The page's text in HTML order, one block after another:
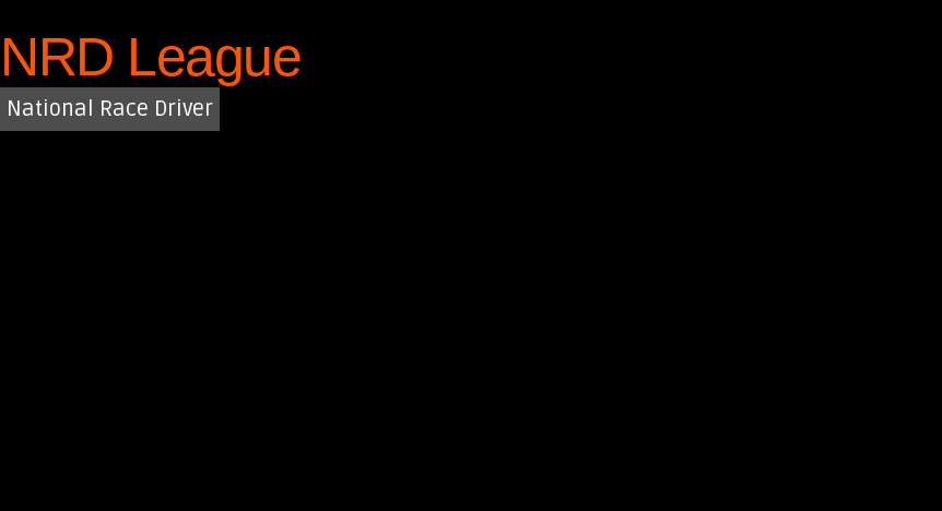
al
contenido
NRD League
National Race Driver